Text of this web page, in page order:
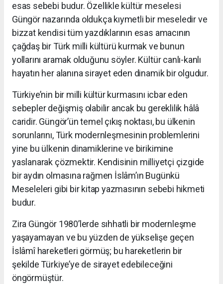
esas sebebi budur. Özellikle kültür meselesi
Güngör nazarında oldukça kıymetli bir meseledir ve
bizzat kendisi tüm yazdıklarının esas amacının
çağdaş bir Türk milli kültürü kurmak ve bunun
yollarını aramak olduğunu söyler. Kültür canlı-kanlı
hayatın her alanına sirayet eden dinamik bir olgudur.
Türkiye’nin bir milli kültür kurmasını icbar eden
sebepler değişmiş olabilir ancak bu gereklilik hâlâ
caridir. Güngör’ün temel çıkış noktası, bu ülkenin
sorunlarını, Türk modernleşmesinin problemlerini
yine bu ülkenin dinamiklerine ve birikimine
yaslanarak çözmektir. Kendisinin milliyetçi çizgide
bir aydın olmasına rağmen İslâm’ın Bugünkü
Meseleleri gibi bir kitap yazmasının sebebi hikmeti
budur.
Zira Güngör 1980’lerde sıhhatli bir modernleşme
yaşayamayan ve bu yüzden de yükselişe geçen
İslâmî hareketleri görmüş; bu hareketlerin bir
şekilde Türkiye’ye de sirayet edebileceğini
öngörmüştür.